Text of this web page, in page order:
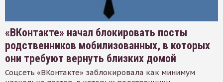
«ВКонтакте» начал блокировать посты
родственников мобилизованных, в которых
они требуют вернуть близких домой
Соцсеть «ВКонтакте» заблокировала как минимум